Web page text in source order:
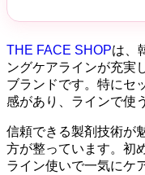
THE FACE SHOPは、
ングケアラインが充実
ブランドです。特にセ
感があり、ラインで使
信頼できる製剤技術が
方が整っています。初
ライン使いで一気にケ